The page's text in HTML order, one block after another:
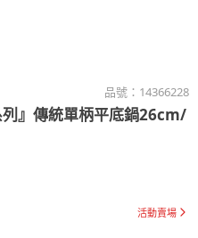
品號： 14366228
列』傳統單柄平底鍋26cm/
活動賣場